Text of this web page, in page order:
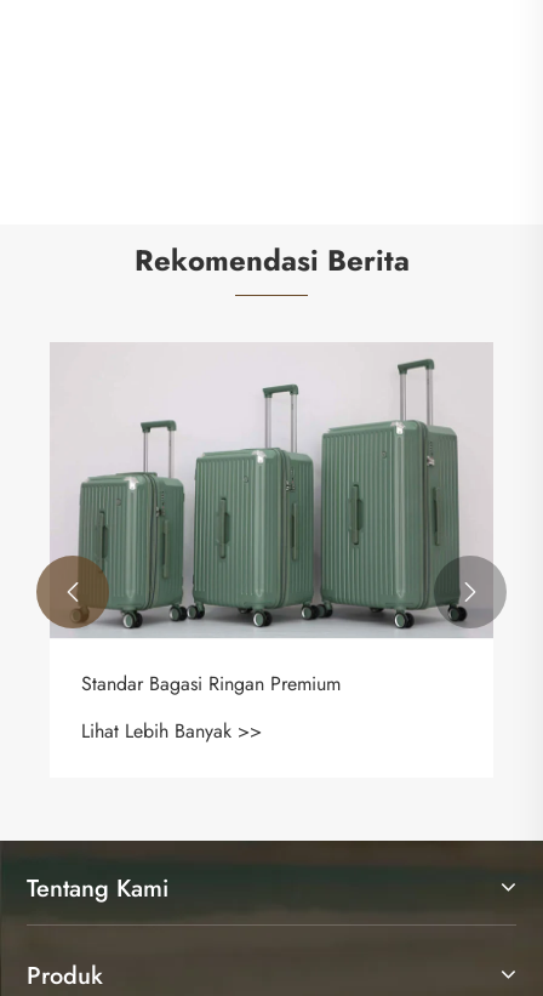
Rekomendasi Berita
Standar Bagasi Ringan Premium
Lihat Lebih Banyak >>
 
Tentang Kami
Produk